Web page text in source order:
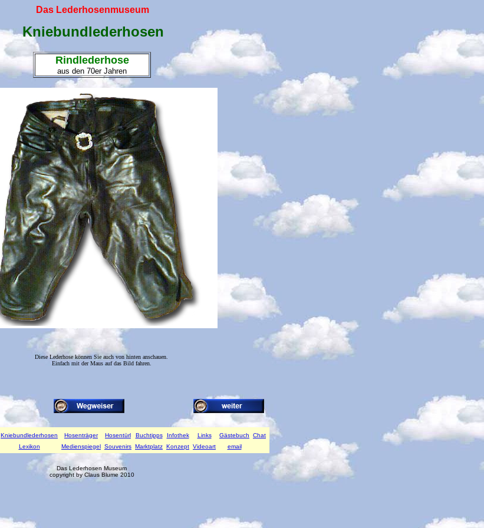
Das Lederhosenmuseum
Kniebundlederhosen
Rindlederhose
aus den 70er Jahren
Diese Lederhose können Sie auch von hinten anschauen.
Einfach mit der Maus auf das Bild fahren.
Kniebundlederhosen Hosenträger Hosentürl Buchtipps Infothek Links Gästebuch
Chat
Lexikon Medienspiegel Souvenirs Marktplatz Konzept Videoart email
Das Lederhosen Museum
copyright by Claus Blume 2010